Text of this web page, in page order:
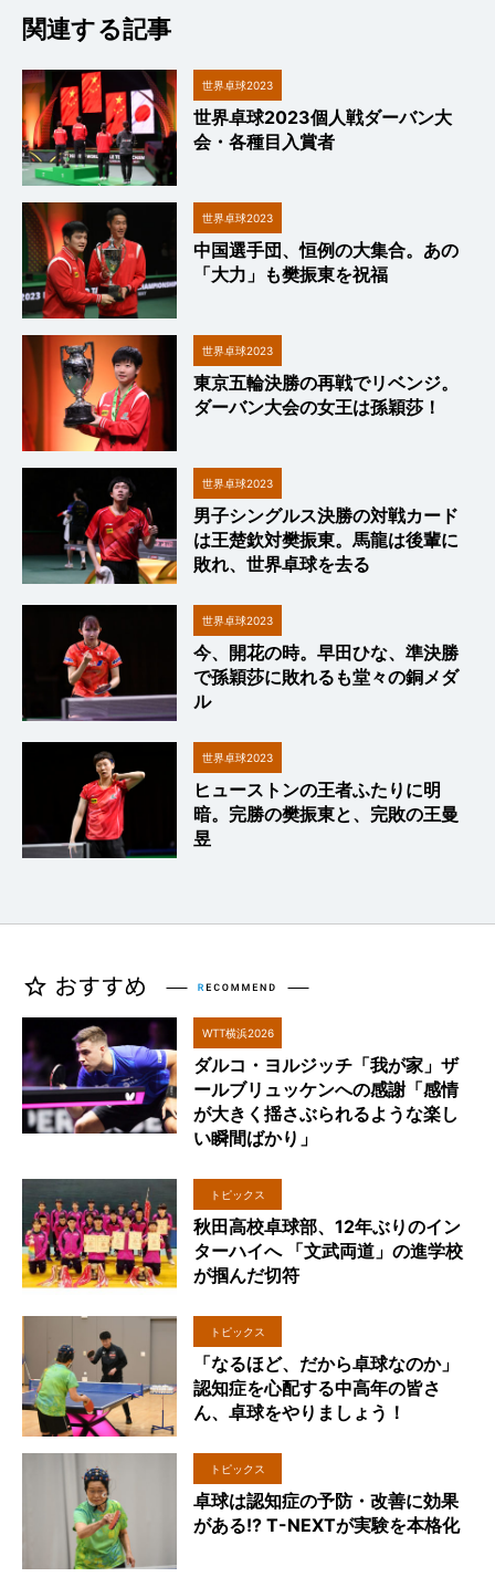
関連する記事
世界卓球2023
世界卓球2023個人戦ダーバン大
会・各種目入賞者
世界卓球2023
中国選手団、恒例の大集合。あの
「大力」も樊振東を祝福
世界卓球2023
東京五輪決勝の再戦でリベンジ。
ダーバン大会の女王は孫穎莎！
世界卓球2023
男子シングルス決勝の対戦カード
は王楚欽対樊振東。馬龍は後輩に
敗れ、世界卓球を去る
世界卓球2023
今、開花の時。早田ひな、準決勝
で孫穎莎に敗れるも堂々の銅メダ
ル
世界卓球2023
ヒューストンの王者ふたりに明
暗。完勝の樊振東と、完敗の王曼
昱
WTT横浜2026
ダルコ・ヨルジッチ「我が家」ザ
ールブリュッケンへの感謝「感情
が大きく揺さぶられるような楽し
い瞬間ばかり」
トピックス
秋田高校卓球部、12年ぶりのイン
ターハイへ 「文武両道」の進学校
が掴んだ切符
トピックス
「なるほど、だから卓球なのか」
認知症を心配する中高年の皆さ
ん、卓球をやりましょう！
トピックス
卓球は認知症の予防・改善に効果
がある!? T-NEXTが実験を本格化